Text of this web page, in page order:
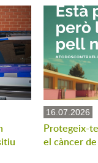
16.07.2026
Protegeix-
el càncer